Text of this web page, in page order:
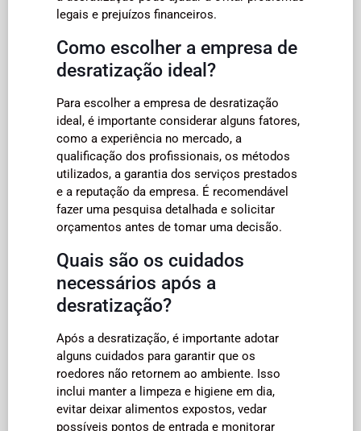
legais e prejuízos financeiros.
Como escolher a empresa de
desratização ideal?
Para escolher a empresa de desratização
ideal, é importante considerar alguns fatores,
como a experiência no mercado, a
qualificação dos profissionais, os métodos
utilizados, a garantia dos serviços prestados
e a reputação da empresa. É recomendável
fazer uma pesquisa detalhada e solicitar
orçamentos antes de tomar uma decisão.
Quais são os cuidados
necessários após a
desratização?
Após a desratização, é importante adotar
alguns cuidados para garantir que os
roedores não retornem ao ambiente. Isso
inclui manter a limpeza e higiene em dia,
evitar deixar alimentos expostos, vedar
possíveis pontos de entrada e monitorar